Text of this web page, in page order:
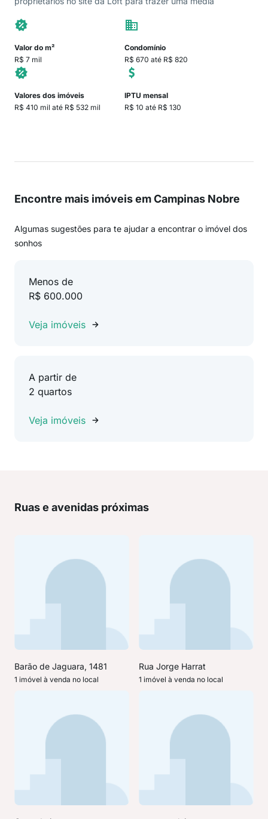
Valor do m²
R$ 7 mil
Condomínio
R$ 670 até R$ 820
Valores dos imóveis
R$ 410 mil até R$ 532 mil
IPTU mensal
R$ 10 até R$ 130
Encontre mais imóveis em Campinas Nobre
Algumas sugestões para te ajudar a encontrar o imóvel dos
sonhos
Menos de
R$ 600.000
Veja imóveis
A partir de
2 quartos
Veja imóveis
Ruas e avenidas próximas
Barão de Jaguara, 1481
1 imóvel à venda no local
Rua Jorge Harrat
1 imóvel à venda no local